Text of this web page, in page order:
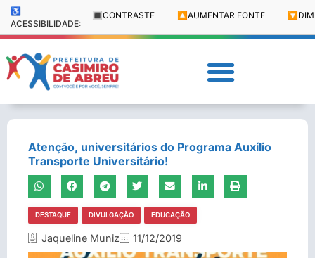
♿
ACESSIBILIDADE:
🔳 CONTRASTE 🔼 AUMENTAR FONTE 🔽
Atenção, universitários do Programa Auxílio
Transporte Universitário!
DESTAQUE DIVULGAÇÃO EDUCAÇÃO
Jaqueline Muniz 11/12/2019